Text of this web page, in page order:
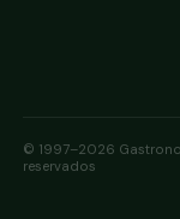
© 1997–2026
reservados